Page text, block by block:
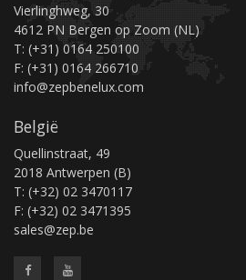
Vierlinghweg, 30
4612 PN Bergen op Zoom (NL)
T: (+31) 0164 250100
F: (+31) 0164 266710
info@zepbenelux.com
België
Quellinstraat, 49
2018 Antwerpen (B)
T: (+32) 02 3470117
F: (+32) 02 3471395
sales@zep.be